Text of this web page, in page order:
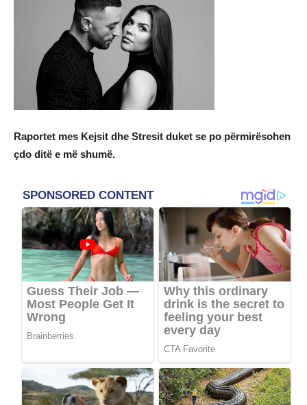
Raportet mes Kejsit dhe Stresit duket se po përmirësohen
çdo ditë e më shumë.